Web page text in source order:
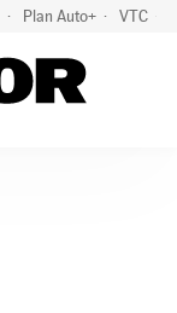
Plan Auto+ VTC